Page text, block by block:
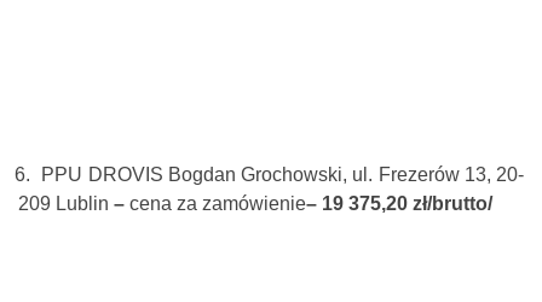
PPU DROVIS Bogdan Grochowski, ul. Frezerów 13, 20-
209 Lublin – cena za zamówienie– 19 375,20 zł/brutto/